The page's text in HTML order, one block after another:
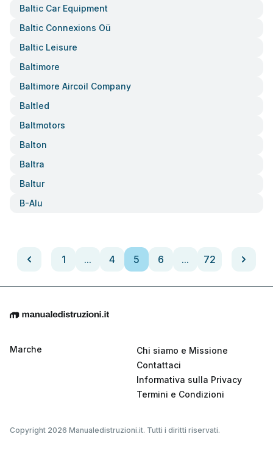
Baltic Car Equipment
Baltic Connexions Oü
Baltic Leisure
Baltimore
Baltimore Aircoil Company
Baltled
Baltmotors
Balton
Baltra
Baltur
B-Alu
1 ... 4 5 6 ... 72
Marche
Chi siamo e Missione
Contattaci
Informativa sulla Privacy
Termini e Condizioni
Copyright 2026 Manualedistruzioni.it. Tutti i diritti riservati.